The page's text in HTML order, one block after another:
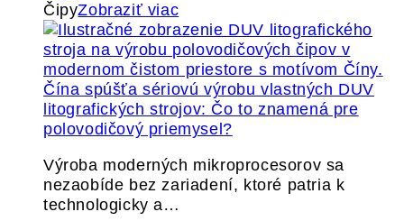
ČipyZobraziť viac
Čína spúšťa sériovú výrobu vlastných DUV
litografických strojov: Čo to znamená pre
polovodičový priemysel?
Výroba moderných mikroprocesorov sa
nezaobíde bez zariadení, ktoré patria k
technologicky a…